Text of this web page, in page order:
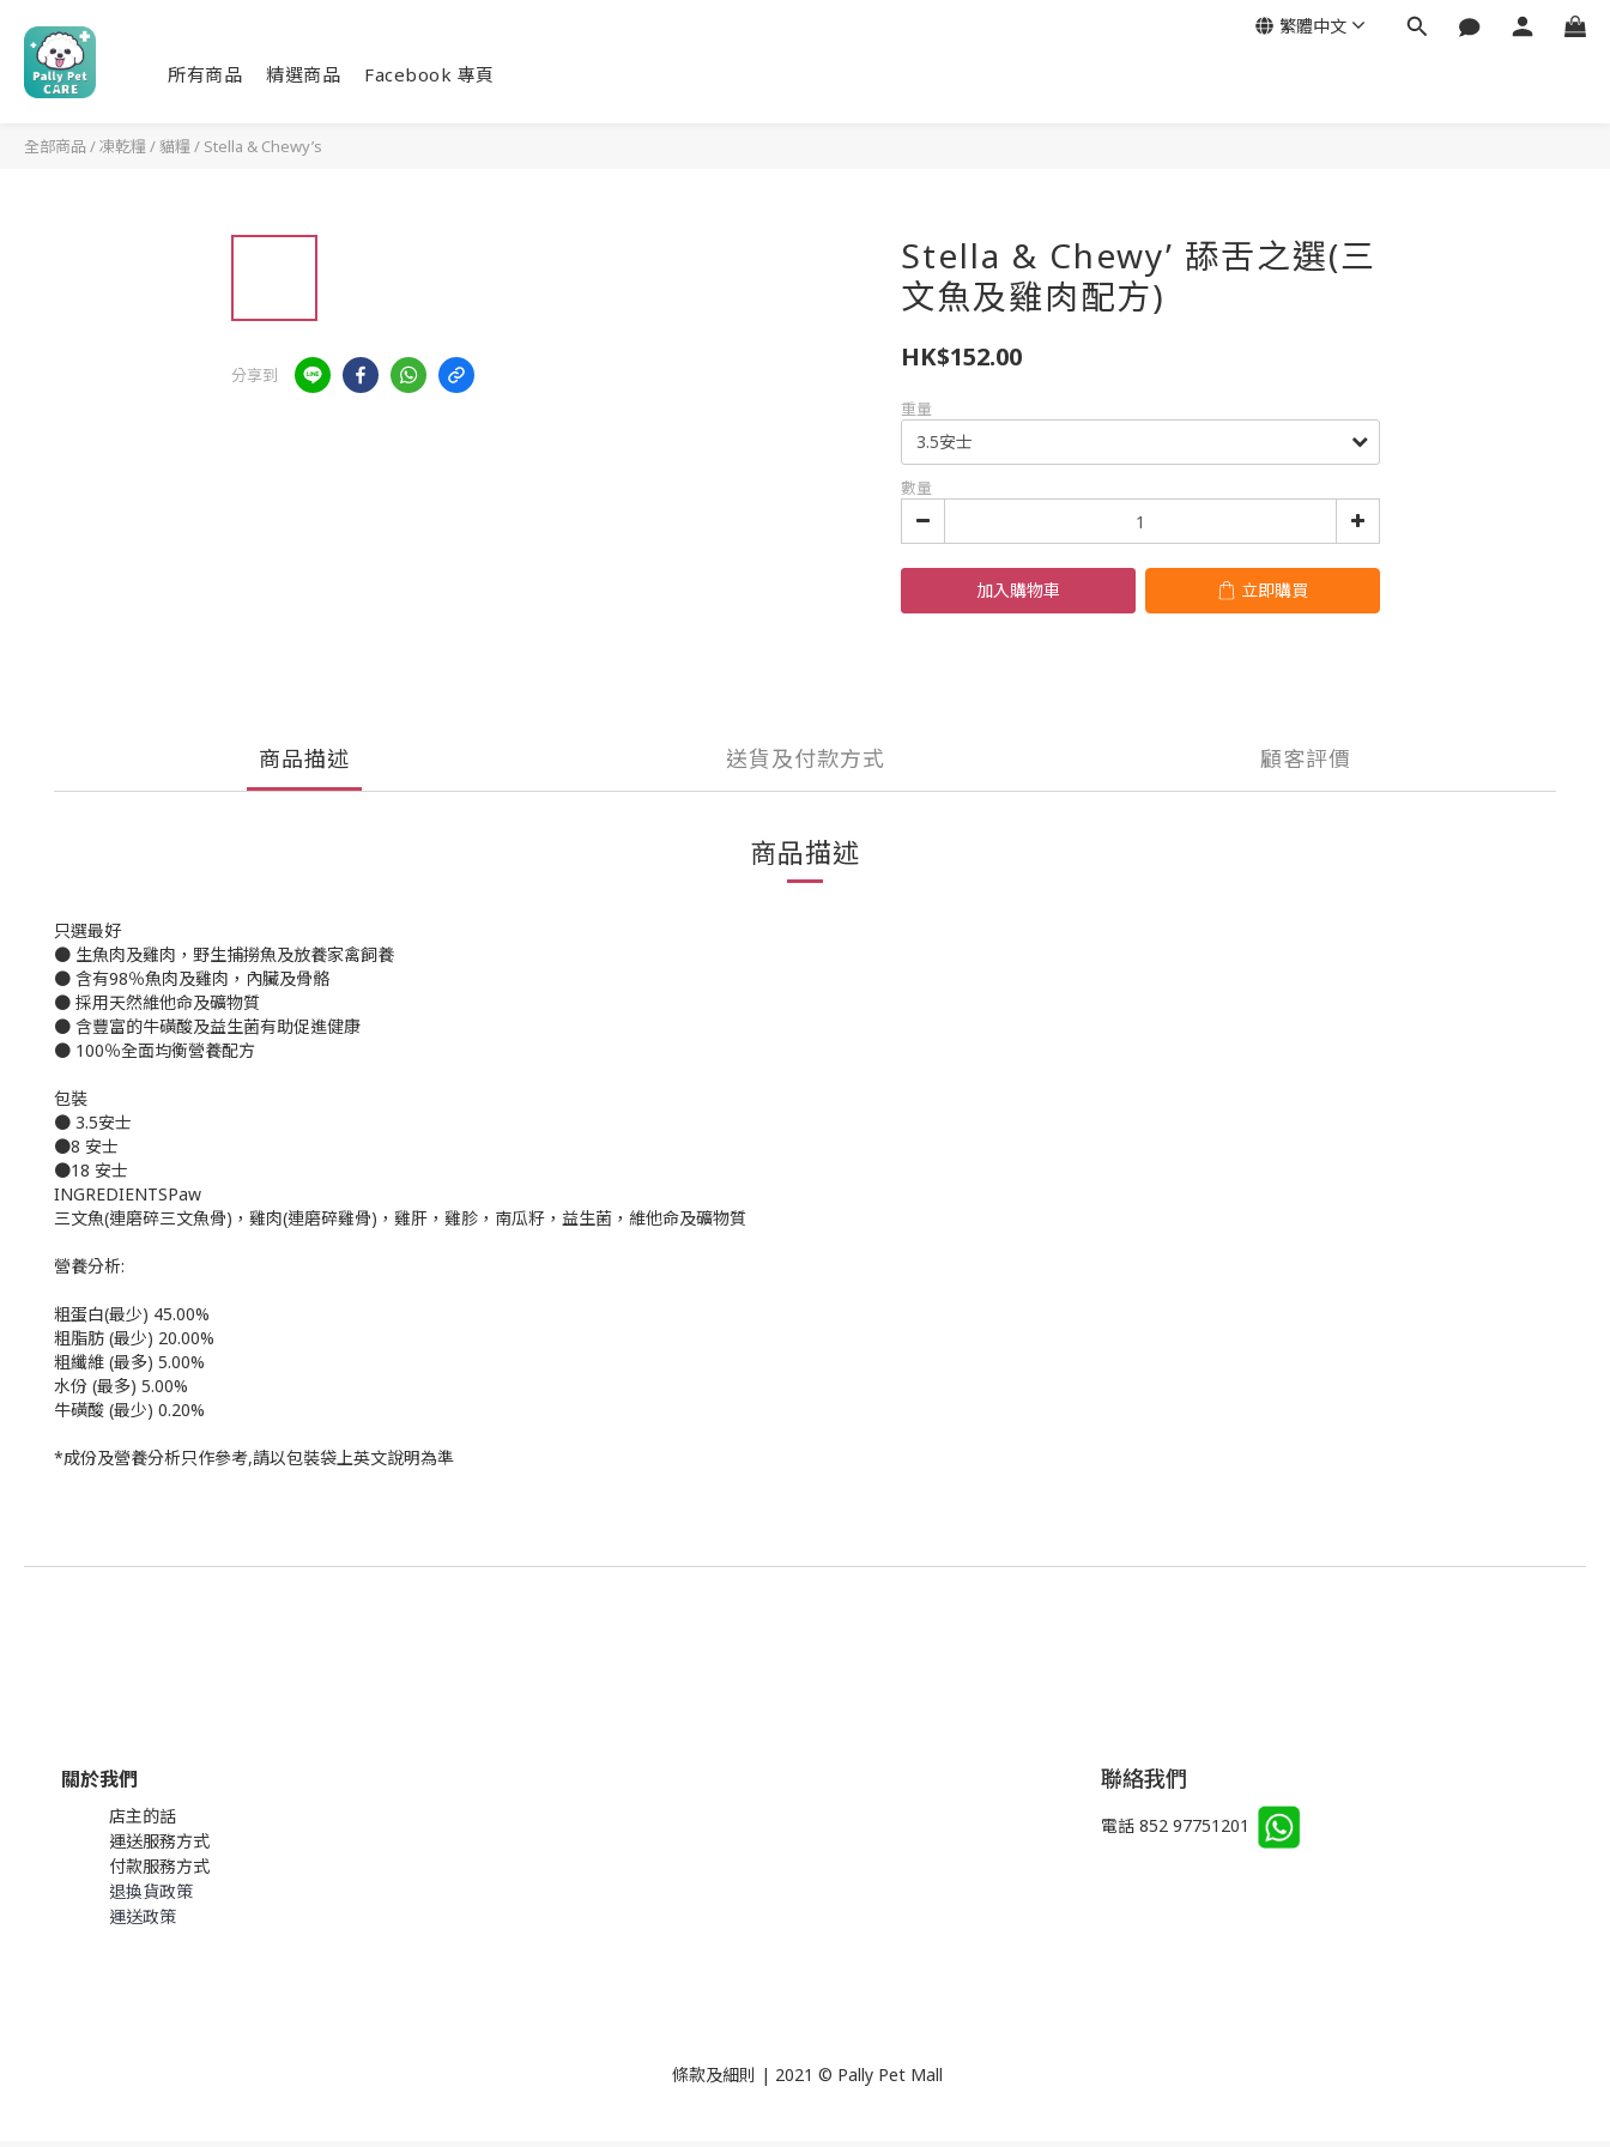
所有商品 精選商品 Facebook 專頁
繁體中文
全部商品 /凍乾糧 /貓糧 / Stella & Chewy’s
分享到
Stella & Chewy’ 舔舌之選(三
文魚及雞肉配方)
HK$152.00
重量
數量
加入購物車 立即購買
商品描述 送貨及付款方式 顧客評價
商品描述
只選最好
● 生魚肉及雞肉，野生捕撈魚及放養家禽飼養
● 含有98％魚肉及雞肉，內臟及骨骼
● 採用天然維他命及礦物質
● 含豐富的牛磺酸及益生菌有助促進健康
● 100％全面均衡營養配方
包裝
● 3.5安士
●8 安士
●18 安士
INGREDIENTSPaw
三文魚(連磨碎三文魚骨)，雞肉(連磨碎雞骨)，雞肝，雞胗，南瓜籽，益生菌，維他命及礦物質
營養分析:
粗蛋白(最少) 45.00%
粗脂肪 (最少) 20.00%
粗纖維 (最多) 5.00%
水份 (最多) 5.00%
牛磺酸 (最少) 0.20%
*成份及營養分析只作參考,請以包裝袋上英文說明為準
關於我們
店主的話
運送服務方式
付款服務方式
退換貨政策
運送政策
聯絡我們
電話 852 97751201
條款及細則 | 2021 © Pally Pet Mall